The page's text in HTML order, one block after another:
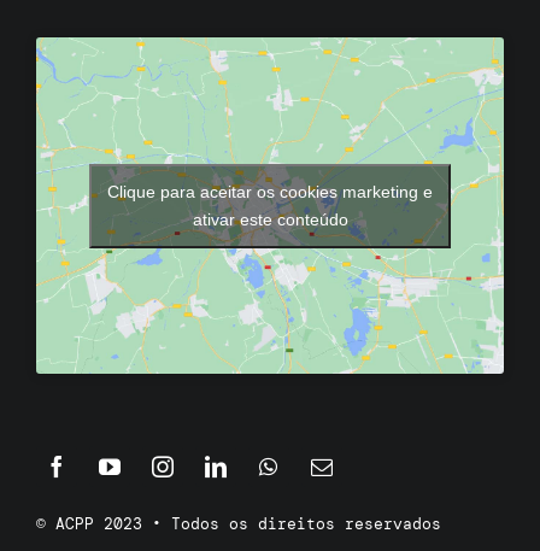
Clique para aceitar os cookies marketing e
ativar este conteúdo
© ACPP 2023 • Todos os direitos reservados